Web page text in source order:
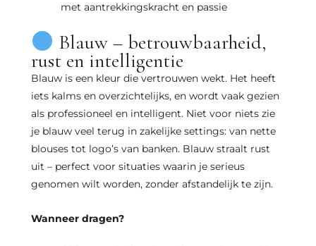
met aantrekkingskracht en passie
Blauw – betrouwbaarheid,
rust en intelligentie
Blauw is een kleur die vertrouwen wekt. Het heeft
iets kalms en overzichtelijks, en wordt vaak gezien
als professioneel en intelligent. Niet voor niets zie
je blauw veel terug in zakelijke settings: van nette
blouses tot logo’s van banken. Blauw straalt rust
uit – perfect voor situaties waarin je serieus
genomen wilt worden, zonder afstandelijk te zijn.
Wanneer dragen?